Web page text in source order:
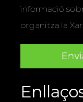
informació
organitza la